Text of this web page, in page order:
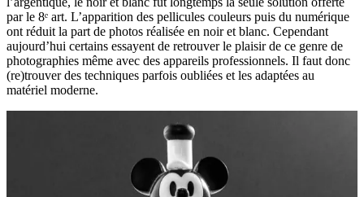
par le 8ᵉ art. L’apparition des pellicules couleurs puis du numérique
ont réduit la part de photos réalisée en noir et blanc. Cependant
aujourd’hui certains essayent de retrouver le plaisir de ce genre de
photographies même avec des appareils professionnels. Il faut donc
(re)trouver des techniques parfois oubliées et les adaptées au
matériel moderne.